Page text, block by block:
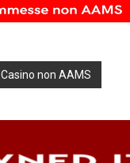
Casino non AAMS